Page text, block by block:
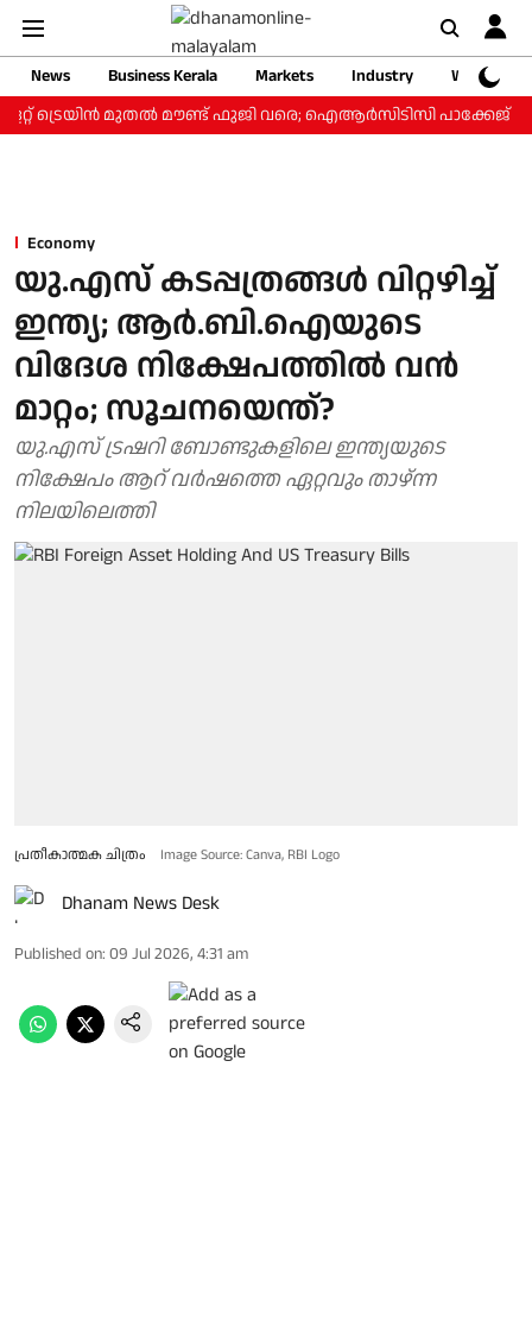
News Business Kerala Markets Industry
Web
ട്രെയിന്‍ മുതല്‍ മൗണ്ട് ഫുജി വരെ; ഐആര്‍സിടിസി പാക്കേജ്
Economy
യു.എസ് കടപ്പത്രങ്ങൾ വിറ്റഴിച്ച്
ഇന്ത്യ; ആർ.ബി.ഐയുടെ
വിദേശ നിക്ഷേപത്തിൽ വൻ
മാറ്റം; സൂചനയെന്ത്?
യു.എസ് ട്രഷറി ബോണ്ടുകളിലെ ഇന്ത്യയുടെ
നിക്ഷേപം ആറ് വർഷത്തെ ഏറ്റവും താഴ്ന്ന
നിലയിലെത്തി
പ്രതീകാത്മക ചിത്രം Image Source: Canva, RBI Logo
Dhanam News Desk
Published on: 09 Jul 2026, 4:31 am